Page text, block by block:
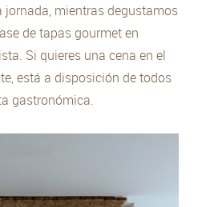
jornada, mientras degustamos
de tapas gourmet en
Si quieres una cena en el
está a disposición de todos
gastronómica.